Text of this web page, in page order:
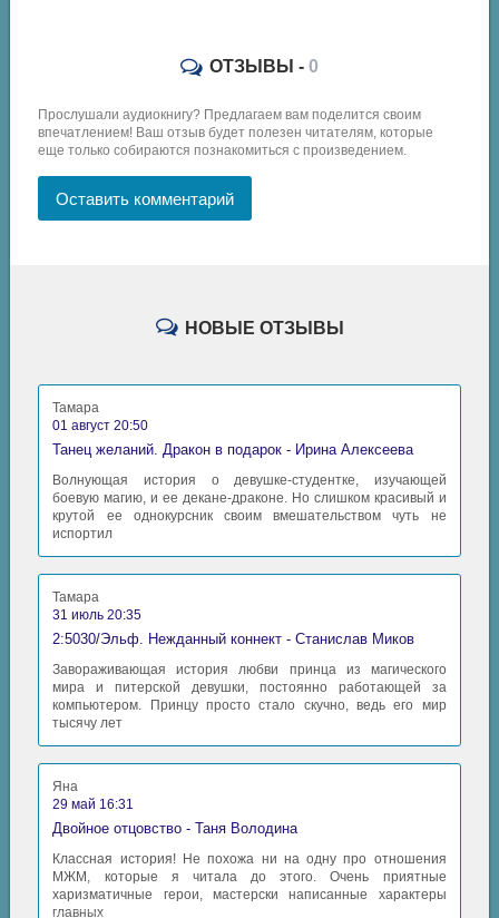
ОТЗЫВЫ - 0
Прослушали аудиокнигу? Предлагаем вам поделится своим
впечатлением! Ваш отзыв будет полезен читателям, которые
еще только собираются познакомиться с произведением.
Оставить комментарий
НОВЫЕ ОТЗЫВЫ
Тамара
01 август 20:50
Танец желаний. Дракон в подарок - Ирина Алексеева
Волнующая история о девушке-студентке, изучающей
боевую магию, и ее декане-драконе. Но слишком красивый и
крутой ее однокурсник своим вмешательством чуть не
испортил
Тамара
31 июль 20:35
2:5030/Эльф. Нежданный коннект - Станислав Миков
Завораживающая история любви принца из магического
мира и питерской девушки, постоянно работающей за
компьютером. Принцу просто стало скучно, ведь его мир
тысячу лет
Яна
29 май 16:31
Двойное отцовство - Таня Володина
Классная история! Не похожа ни на одну про отношения
МЖМ, которые я читала до этого. Очень приятные
харизматичные герои, мастерски написанные характеры
главных